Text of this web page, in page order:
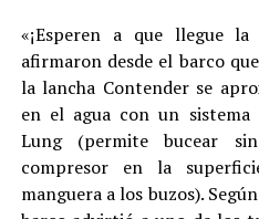
«¡Esperen a que llegue
afirmaron desde el barco
la lancha Contender se
en el agua con un sistema
Lung (permite bucear
compresor en la
manguera a los buzos).